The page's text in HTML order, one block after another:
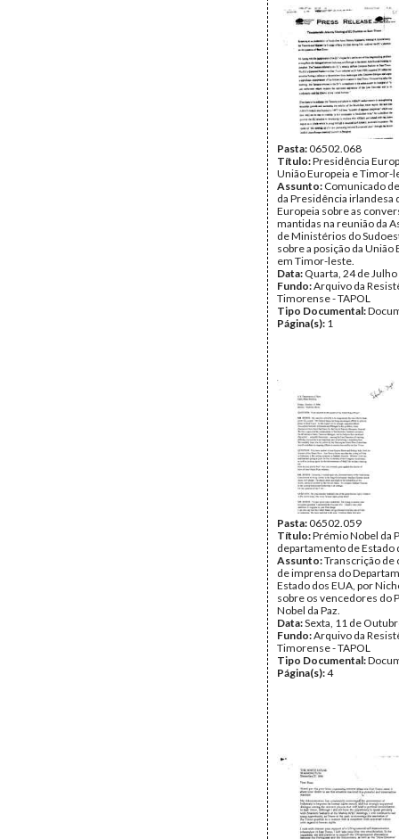
Pasta:06502.068
Título:Presidência
União Europeia e Timor-
Assunto: Comunicado
da Presidência irlandesa
Europeia sobre as
mantidas na reunião da
de Ministérios do
sobre a posição da União
em Timor-leste.
Data: Quarta, 24 de
Fundo:Arquivo da
Timorense - TAPOL
Tipo Documental:
Página(s): 1
Pasta:06502.059
Título:Prémio Nobel da
departamento de Estado
Assunto:Transcrição de
de imprensa do
Estado dos EUA, por
sobre os vencedores do
Nobel da Paz.
Data:Sexta, 11 de
Fundo:Arquivo da
Timorense - TAPOL
Tipo Documental:
Página(s):4